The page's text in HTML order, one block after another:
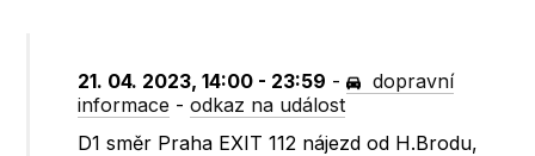
21. 04. 2023, 14:00 - 23:59 -
dopravní
informace -odkaz na událost
D1 směr Praha EXIT 112 nájezd od H.Brodu,